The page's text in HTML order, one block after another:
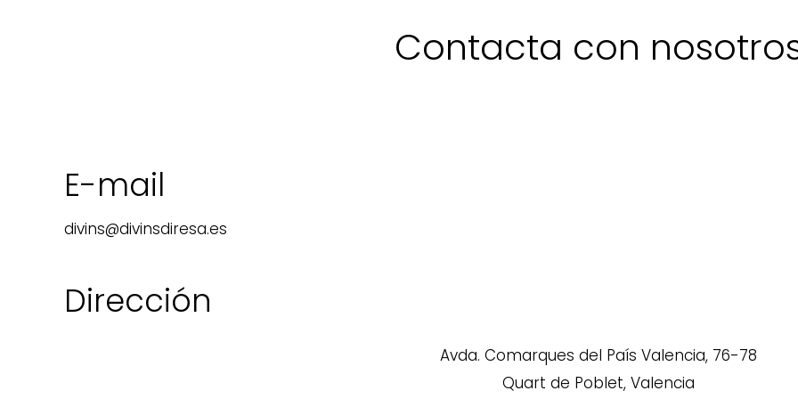
Contacta con
E-mail
divins@divinsdiresa.es
Dirección
Avda. Comarques del País Valencia, 76-78
Quart de Poblet, Valencia